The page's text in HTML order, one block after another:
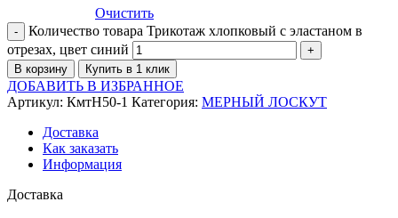
Очистить
Количество товара Трикотаж хлопковый с эластаном в
отрезах, цвет синий
В корзину Купить в 1 клик
ДОБАВИТЬ В ИЗБРАННОЕ
Артикул: КмтН50-1 Категория: МЕРНЫЙ ЛОСКУТ
Доставка
Как заказать
Информация
Доставка